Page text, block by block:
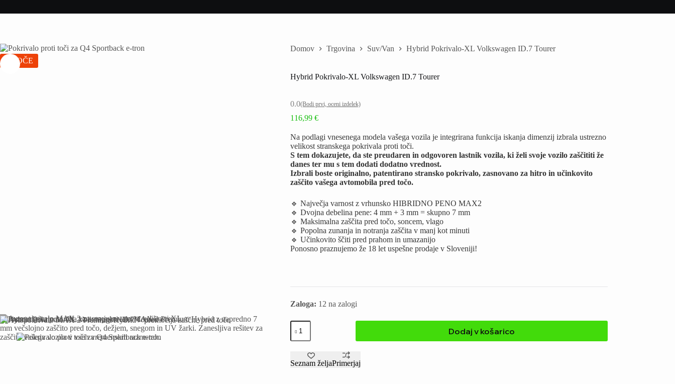
VROČE
Domov Trgovina Suv/Van Hybrid Pokrivalo-XL Volkswagen ID.7 Tourer
Hybrid Pokrivalo-XL Volkswagen ID.7 Tourer
0.0(Bodi prvi, oceni izdelek)
116,99€
Na podlagi vnesenega modela vašega vozila je integrirana funkcija iskanja dimenzij izbrala ustrezno
velikost stranskega pokrivala proti toči.
S tem dokazujete, da ste preudaren in odgovoren lastnik vozila, ki želi svoje vozilo zaščititi že
danes ter mu s tem dodati dodatno vrednost.
Izbrali boste originalno, patentirano stransko pokrivalo, zasnovano za hitro in učinkovito
zaščito vašega avtomobila pred točo.
🔹 Največja varnost z vrhunsko HIBRIDNO PENO MAX2
🔹 Dvojna debelina pene: 4 mm + 3 mm = skupno 7 mm
🔹 Maksimalna zaščita pred točo, soncem, vlago
🔹 Popolna zunanja in notranja zaščita v manj kot minuti
🔹 Učinkovito ščiti pred prahom in umazanijo
Ponosno praznujemo že 18 let uspešne prodaje v Sloveniji!
Zaloga: 12 na zalogi
Dodaj v košarico
Seznam željaPrimerjaj